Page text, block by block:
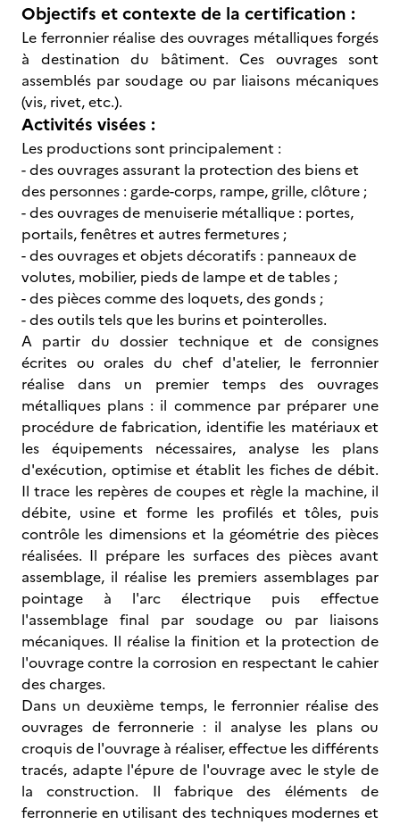
Objectifs et contexte de la certification :
Le ferronnier réalise des ouvrages métalliques forgés
à destination du bâtiment. Ces ouvrages sont
assemblés par soudage ou par liaisons mécaniques
(vis, rivet, etc.).
Activités visées :
Les productions sont principalement :
- des ouvrages assurant la protection des biens et
des personnes : garde-corps, rampe, grille, clôture ;
- des ouvrages de menuiserie métallique : portes,
portails, fenêtres et autres fermetures ;
- des ouvrages et objets décoratifs : panneaux de
volutes, mobilier, pieds de lampe et de tables ;
- des pièces comme des loquets, des gonds ;
- des outils tels que les burins et pointerolles.
A partir du dossier technique et de consignes
écrites ou orales du chef d'atelier, le ferronnier
réalise dans un premier temps des ouvrages
métalliques plans : il commence par préparer une
procédure de fabrication, identifie les matériaux et
les équipements nécessaires, analyse les plans
d'exécution, optimise et établit les fiches de débit.
Il trace les repères de coupes et règle la machine, il
débite, usine et forme les profilés et tôles, puis
contrôle les dimensions et la géométrie des pièces
réalisées. Il prépare les surfaces des pièces avant
assemblage, il réalise les premiers assemblages par
pointage à l'arc électrique puis effectue
l'assemblage final par soudage ou par liaisons
mécaniques. Il réalise la finition et la protection de
l'ouvrage contre la corrosion en respectant le cahier
des charges.
Dans un deuxième temps, le ferronnier réalise des
ouvrages de ferronnerie : il analyse les plans ou
croquis de l'ouvrage à réaliser, effectue les différents
tracés, adapte l'épure de l'ouvrage avec le style de
la construction. Il fabrique des éléments de
ferronnerie en utilisant des techniques modernes et